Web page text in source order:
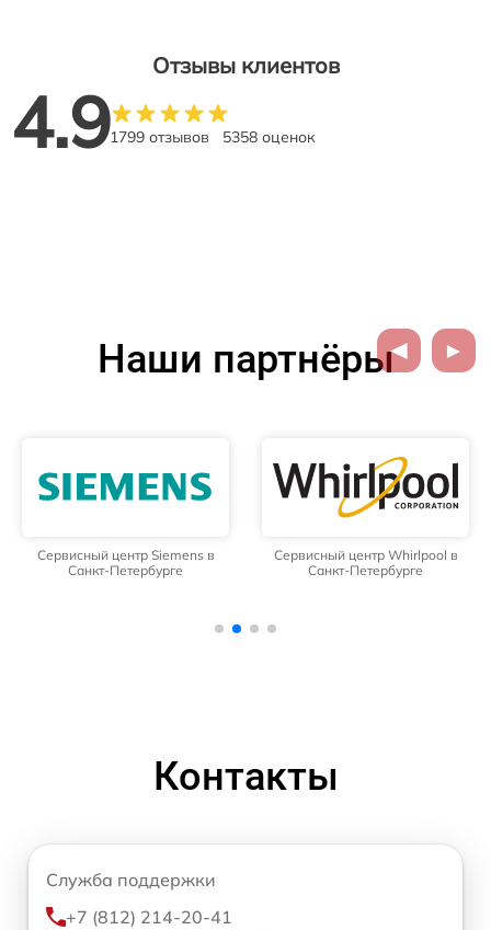
Отзывы клиентов
4.91799 отзывов 5358 оценок
Наши партнёры
Сервисный центр Siemens в
Санкт-Петербурге
Сервисный центр Whirlpool в
Санкт-Петербурге
Контакты
Служба поддержки
+7 (812) 214-20-41